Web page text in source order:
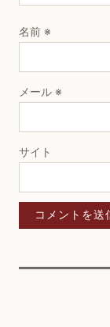
名前 ※
メール ※
サイト